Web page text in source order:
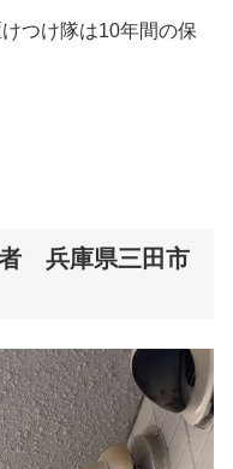
つけ隊は10年間の保
兵庫県三田市